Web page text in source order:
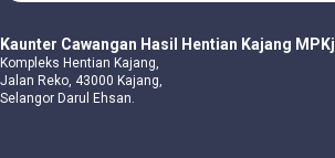
Kaunter Cawangan Hasil Hentian Kajang MPKj
Kompleks Hentian Kajang,
Jalan Reko, 43000 Kajang,
Selangor Darul Ehsan.